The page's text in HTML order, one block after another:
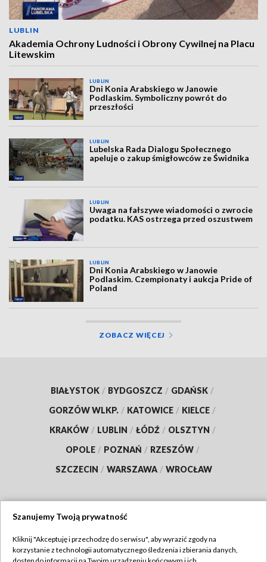
LUBLIN
Akademia Ochrony Ludności i Obrony Cywilnej na Placu
Litewskim
LUBLIN
Dni Konia Arabskiego w Janowie
Podlaskim. Symboliczny powrót do
przeszłości
LUBLIN
Lubelska Rada Dialogu Społecznego
apeluje o zakup śmigłowców ze Świdnika
LUBLIN
Uwaga na fałszywe wiadomości o zwrocie
podatku. KAS ostrzega przed oszustwem
LUBLIN
Dni Konia Arabskiego w Janowie
Podlaskim. Czempionaty i aukcja Pride of
Poland
ZOBACZ WIĘCEJ
BIAŁYSTOK / BYDGOSZCZ / GDAŃSK /
GORZÓW WLKP. / KATOWICE / KIELCE /
KRAKÓW / LUBLIN / ŁÓDŹ / OLSZTYN /
OPOLE / POZNAŃ / RZESZÓW /
SZCZECIN / WARSZAWA / WROCŁAW
TVP
Szanujemy Twoją prywatność
Kliknij "Akceptuję i przechodzę do serwisu", aby wyrazić zgody na
korzystanie z technologii automatycznego śledzenia i zbierania danych,